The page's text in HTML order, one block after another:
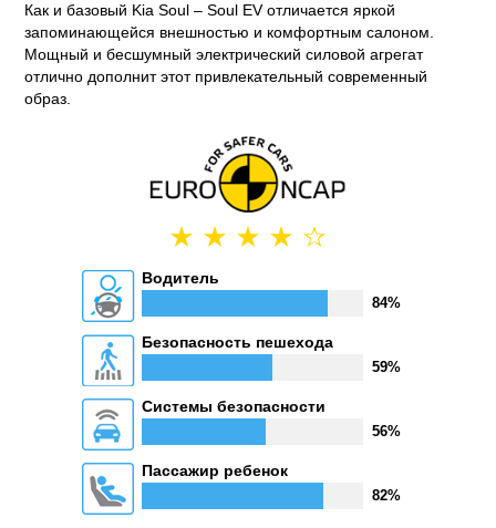
Как и базовый Kia Soul – Soul EV отличается яркой
запоминающейся внешностью и комфортным салоном.
Мощный и бесшумный электрический силовой агрегат
отлично дополнит этот привлекательный современный
образ.
Водитель
84%
Безопасность пешехода
59%
Системы безопасности
56%
Пассажир ребенок
82%